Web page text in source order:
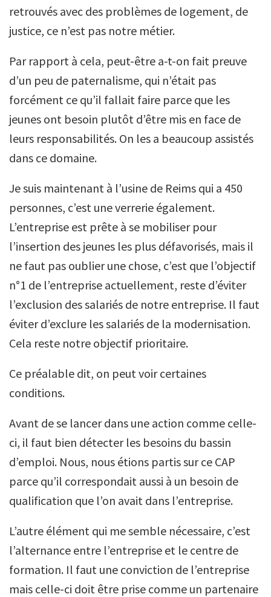
retrouvés avec des problèmes de logement, de
justice, ce n’est pas notre métier.
Par rapport à cela, peut-être a-t-on fait preuve
d’un peu de paternalisme, qui n’était pas
forcément ce qu’il fallait faire parce que les
jeunes ont besoin plutôt d’être mis en face de
leurs responsabilités. On les a beaucoup assistés
dans ce domaine.
Je suis maintenant à l’usine de Reims qui a 450
personnes, c’est une verrerie également.
L’entreprise est prête à se mobiliser pour
l’insertion des jeunes les plus défavorisés, mais il
ne faut pas oublier une chose, c’est que l’objectif
n°1 de l’entreprise actuellement, reste d’éviter
l’exclusion des salariés de notre entreprise. Il faut
éviter d’exclure les salariés de la modernisation.
Cela reste notre objectif prioritaire.
Ce préalable dit, on peut voir certaines
conditions.
Avant de se lancer dans une action comme celle-
ci, il faut bien détecter les besoins du bassin
d’emploi. Nous, nous étions partis sur ce CAP
parce qu’il correspondait aussi à un besoin de
qualification que l’on avait dans l’entreprise.
L’autre élément qui me semble nécessaire, c’est
l’alternance entre l’entreprise et le centre de
formation. Il faut une conviction de l’entreprise
mais celle-ci doit être prise comme un partenaire